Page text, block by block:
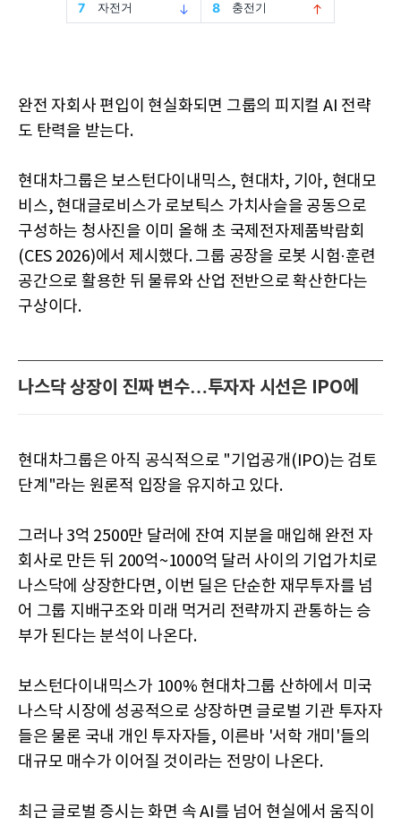
완전 자회사 편입이 현실화되면 그룹의 피지컬 AI 전략
도 탄력을 받는다.
현대차그룹은 보스턴다이내믹스, 현대차, 기아, 현대모
비스, 현대글로비스가 로보틱스 가치사슬을 공동으로
구성하는 청사진을 이미 올해 초 국제전자제품박람회
(CES 2026)에서 제시했다. 그룹 공장을 로봇 시험·훈련
공간으로 활용한 뒤 물류와 산업 전반으로 확산한다는
구상이다.
나스닥 상장이 진짜 변수…투자자 시선은 IPO에
현대차그룹은 아직 공식적으로 "기업공개(IPO)는 검토
단계"라는 원론적 입장을 유지하고 있다.
그러나 3억 2500만 달러에 잔여 지분을 매입해 완전 자
회사로 만든 뒤 200억~1000억 달러 사이의 기업가치로
나스닥에 상장한다면, 이번 딜은 단순한 재무투자를 넘
어 그룹 지배구조와 미래 먹거리 전략까지 관통하는 승
부가 된다는 분석이 나온다.
보스턴다이내믹스가 100% 현대차그룹 산하에서 미국
나스닥 시장에 성공적으로 상장하면 글로벌 기관 투자자
들은 물론 국내 개인 투자자들, 이른바 '서학 개미'들의
대규모 매수가 이어질 것이라는 전망이 나온다.
최근 글로벌 증시는 화면 속 AI를 넘어 현실에서 움직이